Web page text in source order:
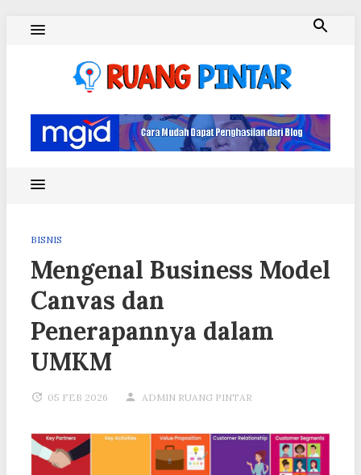
BISNIS
Mengenal Business Model
Canvas dan
Penerapannya dalam
UMKM
05 FEB 2026 ADMIN RUANG PINTAR